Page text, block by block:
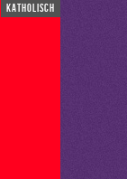
katholisch